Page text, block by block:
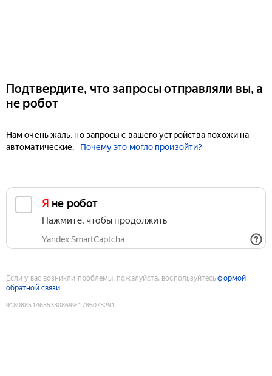
Подтвердите, что запросы отправляли вы, а
не робот
Нам очень жаль, но запросы с вашего устройства похожи на
автоматические.
Почему это могло произойти?
Я не робот
Нажмите, чтобы продолжить
Yandex SmartCaptcha
Если у вас возникли проблемы, пожалуйста, воспользуйтесьформой
обратной связи
9180885146353308699:1786073291